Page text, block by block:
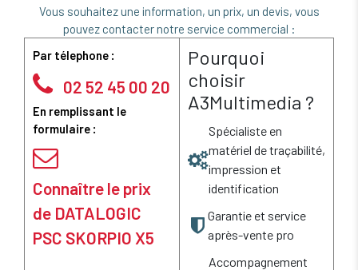
Vous souhaitez une information, un prix, un devis, vous
pouvez contacter notre service commercial :
Par télephone :
02 52 45 00 20
En remplissant le
formulaire :
Connaître le prix
de DATALOGIC
PSC SKORPIO X5
Pourquoi
choisir
A3Multimedia ?
Spécialiste en
matériel de traçabilité,
impression et
identification
Garantie et service
après-vente pro
Accompagnement